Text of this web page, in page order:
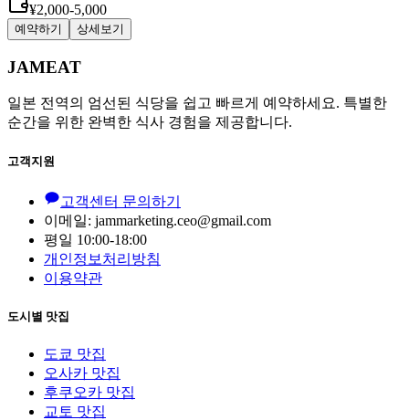
¥2,000-5,000
예약하기 상세보기
JAMEAT
일본 전역의 엄선된 식당을 쉽고 빠르게 예약하세요. 특별한
순간을 위한 완벽한 식사 경험을 제공합니다.
고객지원
고객센터 문의하기
이메일: jammarketing.ceo@gmail.com
평일 10:00-18:00
개인정보처리방침
이용약관
도시별 맛집
도쿄 맛집
오사카 맛집
후쿠오카 맛집
교토 맛집